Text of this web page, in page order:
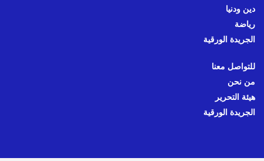
دين ودنيا
رياضة
الجريدة الورقية
للتواصل معنا
من نحن
هيئة التحرير
الجريدة الورقية